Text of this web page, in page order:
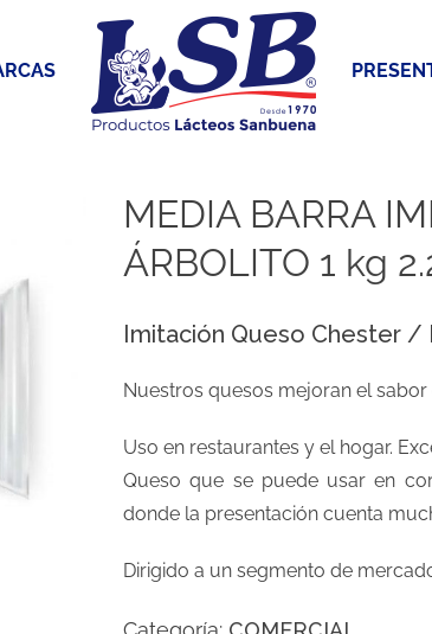
MEDIA BARRA
ÁRBOLITO 1 kg
Imitación Queso Chester /
Nuestros quesos mejoran el
Uso en restaurantes y el hogar.
Queso que se puede usar en
donde la presentación cuenta
Dirigido a un segmento de